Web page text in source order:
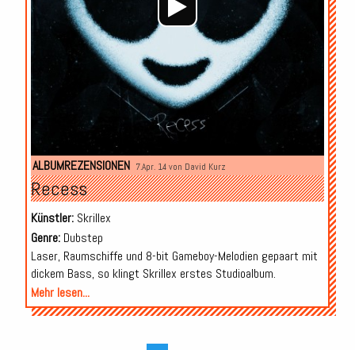
ALBUMREZENSIONEN 7.Apr. 14 von David Kurz
Recess
Künstler:Skrillex
Genre:Dubstep
Laser, Raumschiffe und 8-bit Gameboy-Melodien gepaart mit
dickem Bass, so klingt Skrillex erstes Studioalbum.
Mehr lesen...